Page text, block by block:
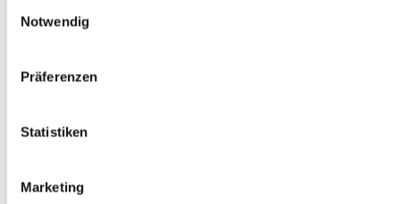
Notwendig
Präferenzen
Statistiken
Marketing